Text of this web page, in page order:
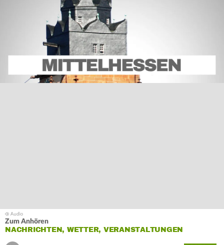
Zum Anhören
NACHRICHTEN, WETTER, VERANSTALTUNGEN